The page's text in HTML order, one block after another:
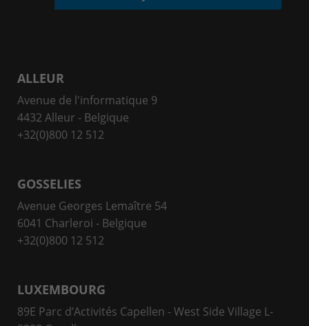
ALLEUR
Avenue de l'informatique 9
4432 Alleur - Belgique
+32(0)800 12 512
GOSSELIES
Avenue Georges Lemaître 54
6041 Charleroi - Belgique
+32(0)800 12 512
LUXEMBOURG
89E Parc d’Activités Capellen - West Side Village L-